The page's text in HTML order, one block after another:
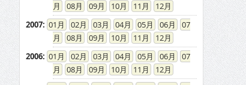
08
09 10 11
12
2007: 01 02 03 04 05 06
07
08
09 10 11
12
2006: 01 02 03 04 05 06
07
08
09 10 11
12